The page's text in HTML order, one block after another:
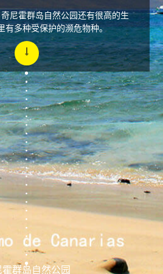
霍群岛自然公园
尼霍群岛自然公园还有很高的生
有多种受保护的濒危物种。